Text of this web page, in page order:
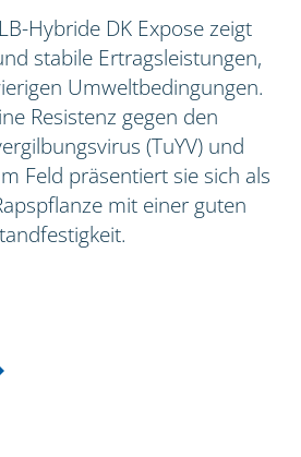
Hybride DK Expose zeigt
stabile Ertragsleistungen,
Umweltbedingungen.
Resistenz gegen den
(TuYV) und
Feld präsentiert sie sich als
mit einer guten